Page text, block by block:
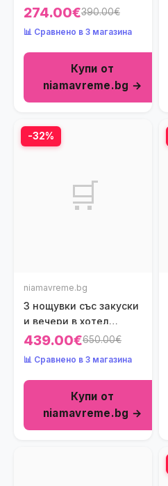
Resort 5*, Халкидики,
274.00€390.00€
📊 Сравнено в 3 магазина
Купи от
niamavreme.bg →
-32%
🛒
niamavreme.bg
3 нощувки със закуски
и вечери в хотел
Domes Noruz
Халкидики, Гърция
през Юни!
439.00€650.00€
📊 Сравнено в 3 магазина
Купи от
niamavreme.bg →